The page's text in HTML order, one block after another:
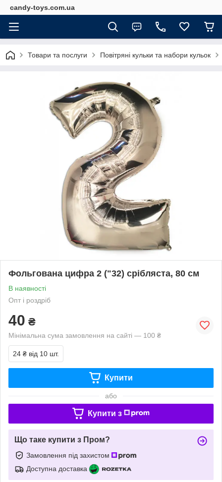
candy-toys.com.ua
Товари та послуги Повітряні кульки та набори кульок
Фольгована цифра 2 ("32) срібляста, 80 см
В наявності
Опт і роздріб
40 ₴
Мінімальна сума замовлення на сайті — 100 ₴
24 ₴ від 10 шт.
Купити
або
Купити з
Що таке купити з Пром?
Замовлення під захистом
Доступна доставка